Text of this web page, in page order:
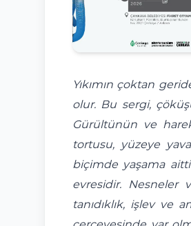
Yıkımın çoktan
olur. Bu sergi,
Gürültünün ve
tortusu, yüzeye
biçimde yaşama
evresidir. Nesneler
tanıdıklık, işlev ve